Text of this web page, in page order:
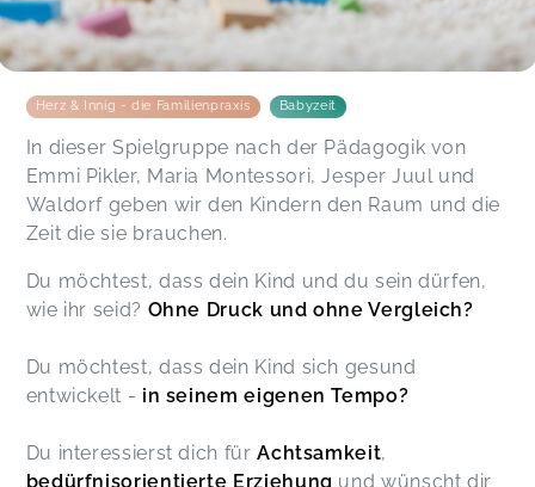
Alles super 👍🏻
Rebecca,
Herz & Innig - die Familienpraxis Babyzeit
In dieser Spielgruppe nach der Pädagogik von
Emmi Pikler, Maria Montessori, Jesper Juul und
Waldorf geben wir den Kindern den Raum und die
Zeit die sie brauchen.
Du möchtest, dass dein Kind und du sein dürfen,
wie ihr seid? Ohne Druck und ohne Vergleich?
Du möchtest, dass dein Kind sich gesund
entwickelt - in seinem eigenen Tempo?
Du interessierst dich fürAchtsamkeit,
bedürfnisorientierte Erziehung und wünscht dir